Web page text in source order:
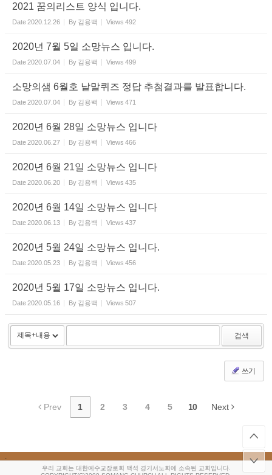
2021 꿈의리스트 양식 입니다.
Date2020.12.26 By 김용백 Views 492
2020년 7월 5일 소망뉴스 입니다.
Date2020.07.04 By 김용백 Views 499
소망의샘 6월호 낱말퀴즈 정답 추첨결과를 발표합니다.
Date2020.07.04 By 김용백 Views 471
2020년 6월 28일 소망뉴스 입니다
Date2020.06.27 By 김용백 Views 466
2020년 6월 21일 소망뉴스 입니다
Date2020.06.20 By 김용백 Views 435
2020년 6월 14일 소망뉴스 입니다
Date2020.06.13 By 김용백 Views 437
2020년 5월 24일 소망뉴스 입니다.
Date2020.05.23 By 김용백 Views 456
2020년 5월 17일 소망뉴스 입니다.
Date2020.05.16 By 김용백 Views 507
검색
쓰기
Prev 1 2 3 4 5 10 Next
.
우리 교회는 대한예수교장로회 백석 경기서노회에 소속된 교회입니다.